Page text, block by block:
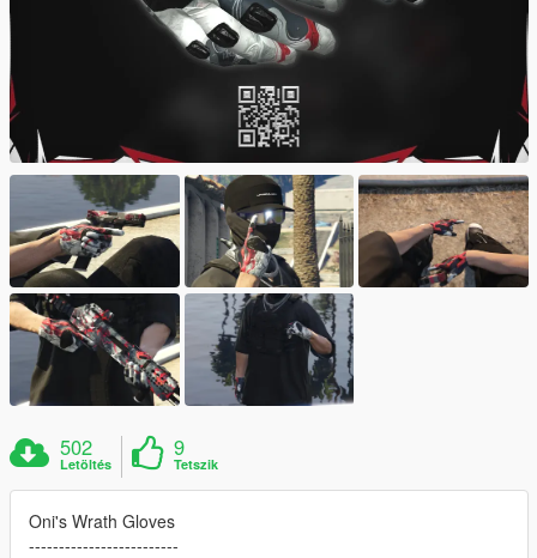
502
Letöltés
9
Tetszik
Oni's Wrath Gloves
-------------------------